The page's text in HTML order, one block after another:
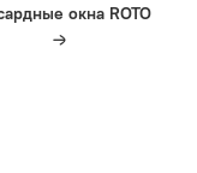
окна ROTO